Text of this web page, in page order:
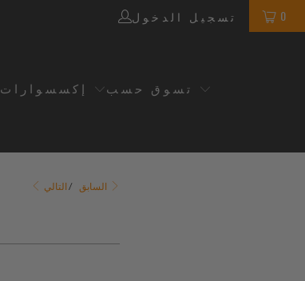
تسجيل الدخول 0
إكسسوارات تسوق حسب
السابق /